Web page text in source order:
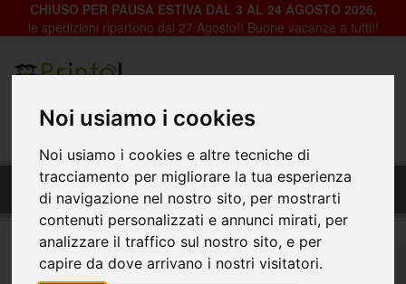
Noi usiamo i cookies
Noi usiamo i cookies e altre tecniche di
tracciamento per migliorare la tua esperienza
di navigazione nel nostro sito, per mostrarti
contenuti personalizzati e annunci mirati, per
analizzare il traffico sul nostro sito, e per
capire da dove arrivano i nostri visitatori.
CHIUSO PER PAUSA ESTIVA DAL 3 AL 24 AGOSTO 2026,
le spedizioni ripartono dal 27 Agosto!! Buone vacanze a tutti!!
Fondale Decorativo in pvc per vetrine negozi -
Inv-002_Sentiero innevato con alberi
Home
Decorazioni per Vetrine, Negozi e Abitazioni